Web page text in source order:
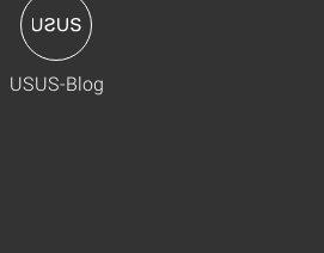
USUS-Blog